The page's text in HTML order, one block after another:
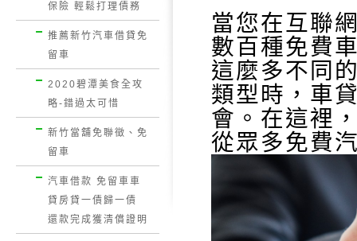
保險 輕鬆打理債務
推薦新竹汽車借貸免
留車
2020碧潭美食全攻
略-錯過太可惜
新竹當舖免聯徵、免
留車
汽車借款 免留車車
貸房貸一債歸一債
還款完成獲清償證明
當您在互聯
數百種免費
這麼多不同
類型時，車
會。在這裡
從眾多免費